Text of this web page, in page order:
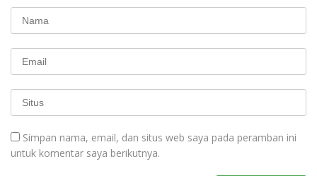
Simpan nama, email, dan situs web saya pada peramban ini
untuk komentar saya berikutnya.